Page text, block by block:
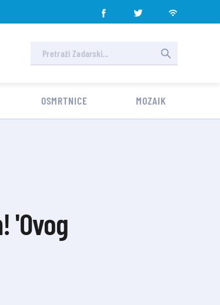
OSMRTNICE MOZAIK
'Ovog